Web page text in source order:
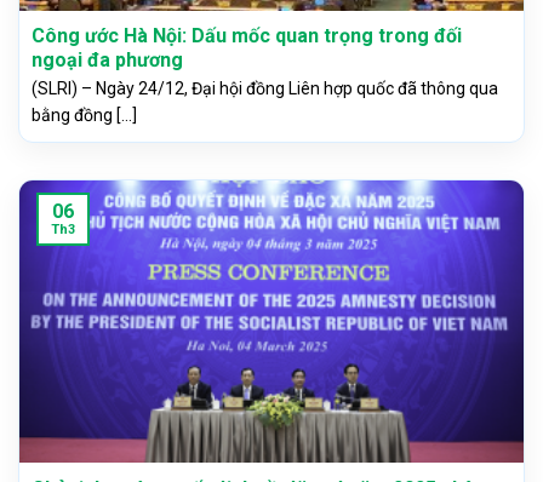
Công ước Hà Nội: Dấu mốc quan trọng trong đối
ngoại đa phương
(SLRI) – Ngày 24/12, Đại hội đồng Liên hợp quốc đã thông qua
bằng đồng [...]
06
Th3